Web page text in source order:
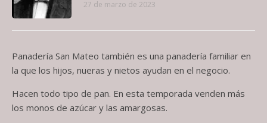
27 de marzo de 2023
Panadería San Mateo también es una panadería familiar en
la que los hijos, nueras y nietos ayudan en el negocio.
Hacen todo tipo de pan. En esta temporada venden más
los monos de azúcar y las amargosas.